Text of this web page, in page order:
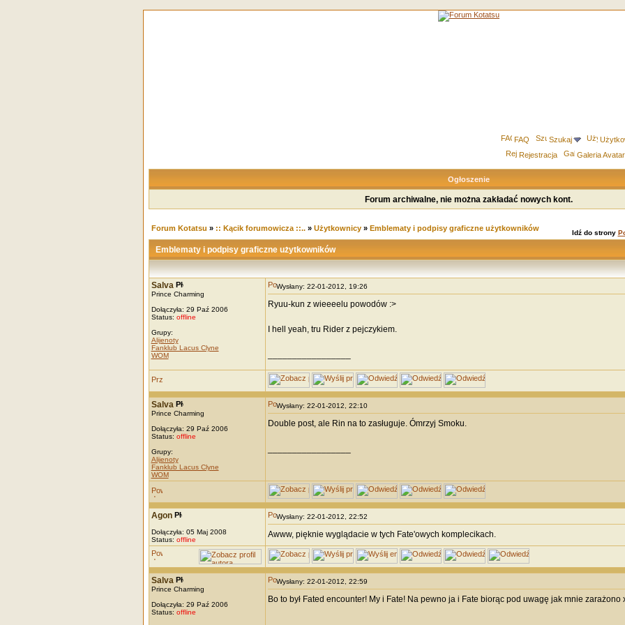
FAQ Szukaj
Rejestracja
Galeria
Ogłoszenie
Forum archiwalne, nie można zakładać nowych kont.
Forum Kotatsu » :: Kącik forumowicza ::..» Użytkownicy» Emblematy i podpisy graficzne użytkowników
Idź do strony
Emblematy i podpisy graficzne użytkowników
Salva
Prince Charming
Dołączyła: 29 Paź 2006
Status: offline
Grupy:
Alijenoty
Fanklub Lacus Clyne
WOM
Wysłany: 22-01-2012, 19:26
Ryuu-kun z wieeeelu powodów :>
I hell yeah, tru Rider z pejczykiem.
Salva
Prince Charming
Dołączyła: 29 Paź 2006
Status: offline
Grupy:
Alijenoty
Fanklub Lacus Clyne
WOM
Wysłany: 22-01-2012, 22:10
Double post, ale Rin na to zasługuje. Ómrzyj Smoku.
Agon
Dołączyła: 05 Maj 2008
Status: offline
Wysłany: 22-01-2012, 22:52
Awww, pięknie wyglądacie w tych Fate'owych komplecikach.
Salva
Prince Charming
Dołączyła: 29 Paź 2006
Status: offline
Wysłany: 22-01-2012, 22:59
Bo to był Fated encounter! My i Fate! Na pewno ja i Fate biorąc pod uwagę jak mnie zarażono